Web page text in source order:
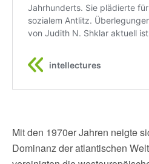
Mit den 1970er Jahren neigte
Dominanz der atlantischen